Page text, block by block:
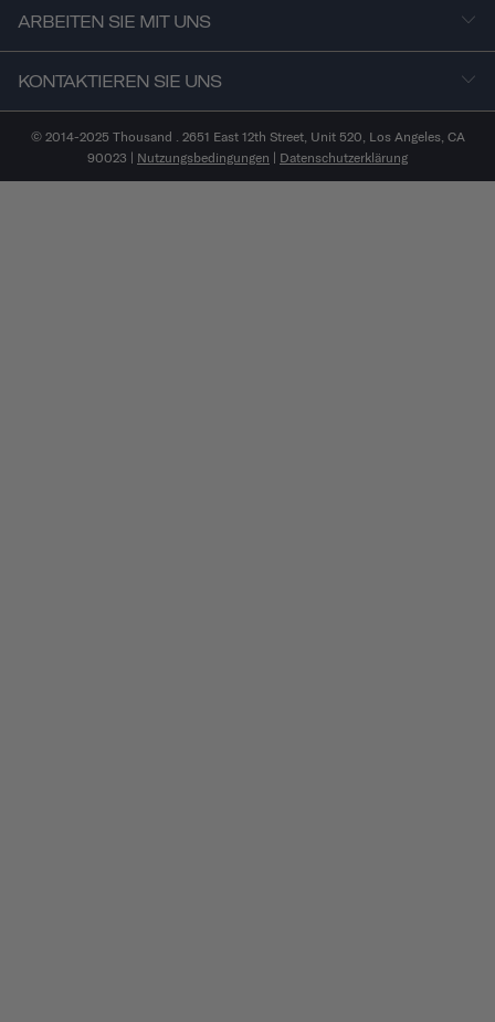
ARBEITEN SIE MIT UNS
KONTAKTIEREN SIE UNS
© 2014-2025 Thousand . 2651 East 12th Street, Unit 520, Los Angeles, CA
90023 | Nutzungsbedingungen | Datenschutzerklärung